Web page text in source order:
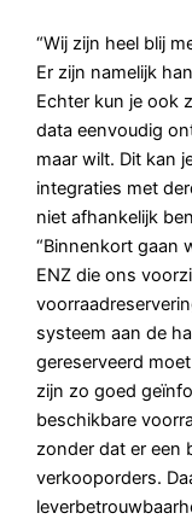
“Wij zijn heel blij
Er zijn namelijk
Echter kun je ook
data eenvoudig
maar wilt. Dit kan
integraties met
niet afhankelijk
“Binnenkort gaan
ENZ die ons
systeem aan de
gereserveerd
zijn zo goed
beschikbare
zonder dat er een
verkooporders.